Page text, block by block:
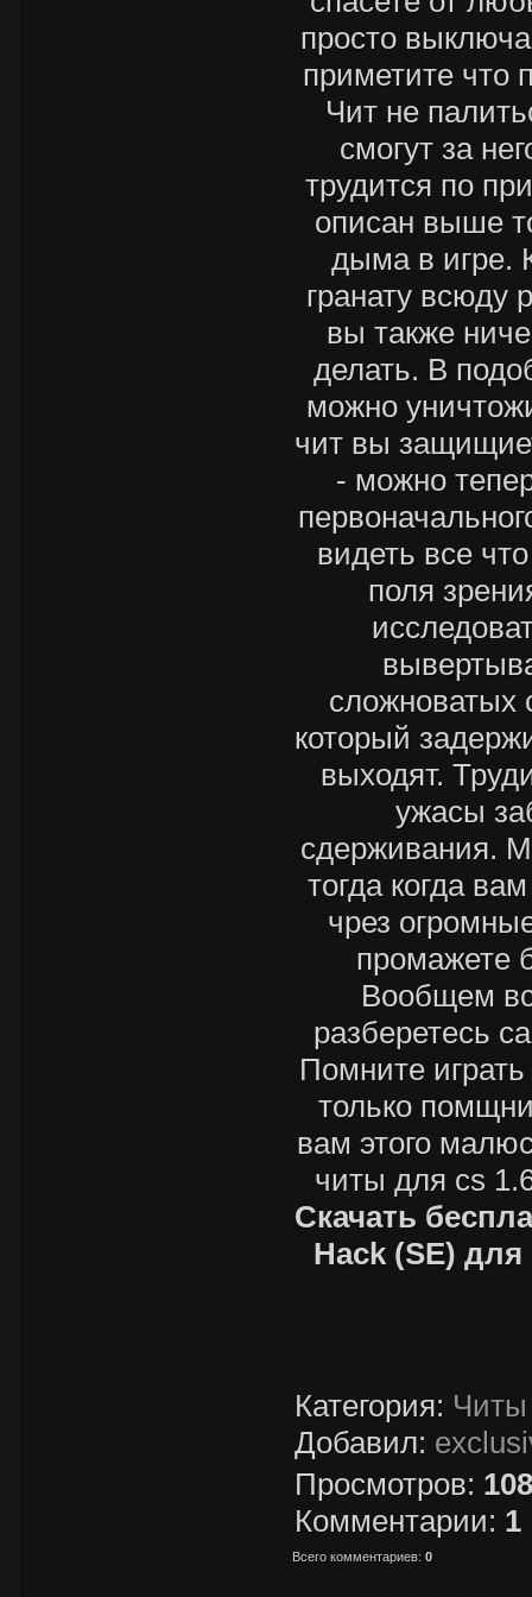
просто
приметите что
Чит не
смогут за
трудится по
описан выше
дыма в игре.
гранату всюду
вы также
делать. В
можно
чит вы
- можно
видеть все
поля
сложноватых
который
выходят.
ужасы
сдерживания.
тогда когда
чрез
промажете
Вообщем
разберетесь
Помните
только
вам этого
читы для cs
Скачать
Hack (SE) для
Категория: Читы
Добавил:
Просмотров:
Комментарии: 1
Всего комментариев: 0